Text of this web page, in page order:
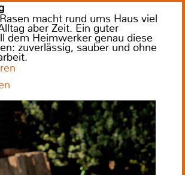
macht rund ums Haus viel
aber Zeit. Ein guter
dem Heimwerker genau diese
zuverlässig, sauber und ohne